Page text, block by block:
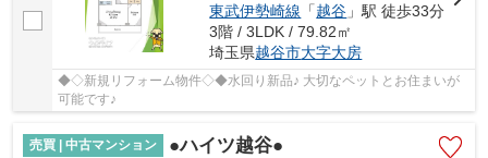
東武伊勢崎線 「越谷 」駅 徒歩33分
3階 / 3LDK / 79.82㎡
埼玉県越谷市大字大房
◆◇新規リフォーム物件◇◆水回り新品♪ 大切なペットとお住まいが
可能です♪
売買 | 中古マンション ●ハイツ越谷●